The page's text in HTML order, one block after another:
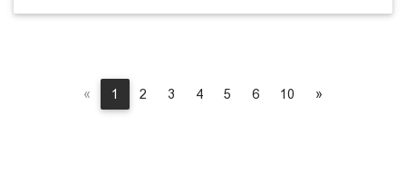
« Previous
1 2 3 4 5 6 10 »